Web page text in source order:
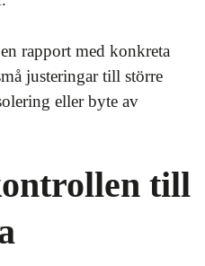
rapport med konkreta
justeringar till större
eller byte av
till